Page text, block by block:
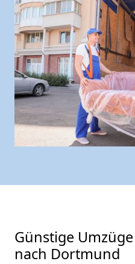
Günstige
nach Dortmund